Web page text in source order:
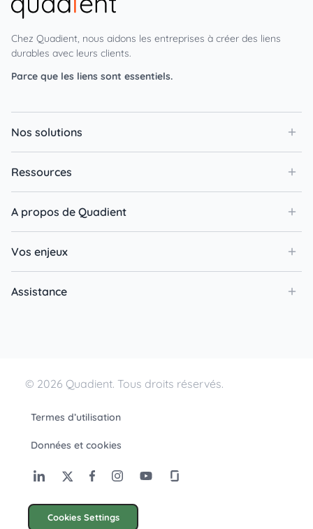
Chez Quadient, nous aidons les entreprises à créer des liens
durables avec leurs clients.
Parce que les liens sont essentiels.
Nos solutions
Ressources
A propos de Quadient
Vos enjeux
Assistance
© 2026 Quadient. Tous droits réservés.
Termes d’utilisation
Données et cookies
Cookies Settings